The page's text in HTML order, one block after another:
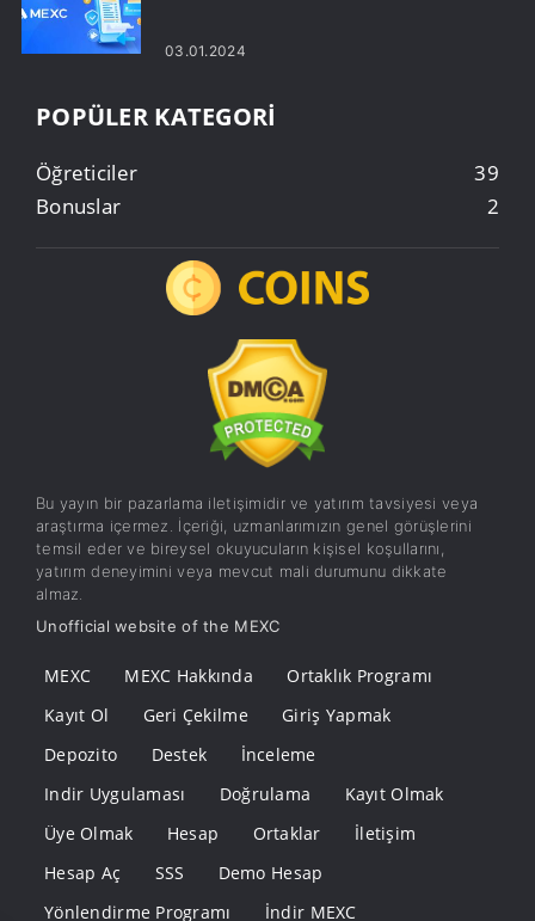
03.01.2024
POPÜLER KATEGORI
Öğreticiler
39
Bonuslar
2
Bu yayın bir pazarlama iletişimidir ve yatırım tavsiyesi veya
araştırma içermez. İçeriği, uzmanlarımızın genel görüşlerini
temsil eder ve bireysel okuyucuların kişisel koşullarını,
yatırım deneyimini veya mevcut mali durumunu dikkate
almaz.
Unofficial website of the MEXC
MEXC MEXC Hakkında
Ortaklık Programı
Kayıt Ol
Geri Çekilme
Giriş Yapmak
Depozito
Destek
İnceleme
Indir Uygulaması
Doğrulama
Kayıt Olmak
Üye Olmak
Hesap Ortaklar
İletişim
Hesap Aç
SSS
Demo Hesap
Yönlendirme Programı
İndir MEXC